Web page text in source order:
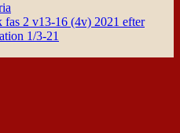
fas 2 v13-16 (4v) 2021 efter
1/3-21